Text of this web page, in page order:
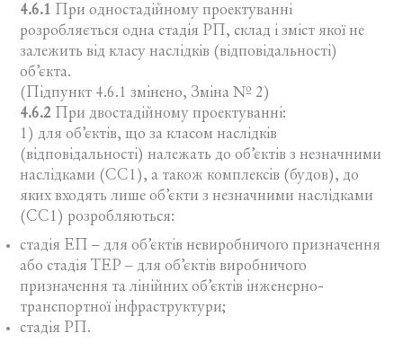
4.6.1 При одностадійному проектуванні
розробляється одна стадія РП, склад і зміст якої не
залежить від класу наслідків (відповідальності)
об’єкта.
(Підпункт 4.6.1 змінено, Зміна № 2)
4.6.2 При двостадійному проектуванні:
1) для об’єктів, що за класом наслідків
(відповідальності) належать до об’єктів з незначними
наслідками (СС1), а також комплексів (будов), до
яких входять лише об’єкти з незначними наслідками
(СС1) розробляються:
стадія ЕП – для об’єктів невиробничого призначення
або стадія ТЕР – для об’єктів виробничого
призначення та лінійних об’єктів інженерно-
транспортної інфраструктури;
стадія РП.